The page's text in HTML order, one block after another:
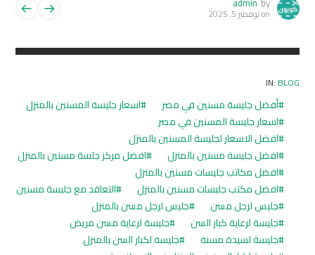
onنوفمبر 5, 2025
IN: BLOG
أفضل جليسة مسنين في مصر
اسعار جليسة المسنين بالمنزل
اسعار جليسة المسنين في مصر
افضل الاسعار لجليسة المسنين بالمنزل
افضل جليسة مسنين بالمنزل
افضل مركز جلسة مسنين بالمنزل
افضل مكاتب جليسات مسنين بالمنزل
افضل مكتب جليسات مسنين بالمنزل
التعاقد مع جليسة مسنين
جليس لرجل مسن
جليس لرجل مسن بالمنزل
جليسة لرعاية كبار السن
جليسة لرعاية مسن مريض
جليسة لسيدة مسنة
جليسة لكبار السن بالمنزل